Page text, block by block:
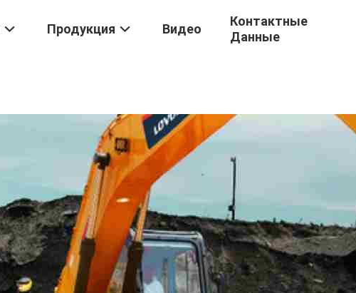
Продукция Видео
Контактные
Данные